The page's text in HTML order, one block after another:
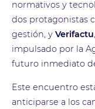
normativos y
dos protagonistas
gestión, y Verifactu
impulsado por la
futuro inmediato
Este encuentro
anticiparse a los